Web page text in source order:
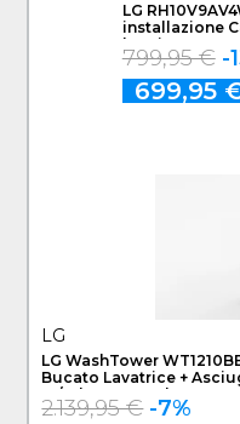
LG
installazione
kg Bianco
799,95 € -
699,95
LG
LG WashTower
Bucato Lavatrice +
12/10kg AI DD, Classe A-
Pannello unificato
2.139,95 € -7%